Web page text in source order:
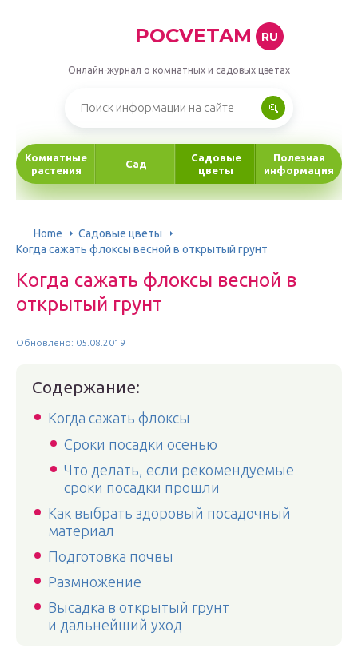
POCVETAM RU
Онлайн-журнал о комнатных и садовых цветах
Комнатные
растения
Сад
Садовые
цветы
Полезная
информация
Home
Садовые цветы
Когда сажать флоксы весной в открытый грунт
Когда сажать флоксы весной в
открытый грунт
Обновлено: 05.08.2019
Содержание:
Когда сажать флоксы
Сроки посадки осенью
Что делать, если рекомендуемые
сроки посадки прошли
Как выбрать здоровый посадочный
материал
Подготовка почвы
Размножение
Высадка в открытый грунт
и дальнейший уход